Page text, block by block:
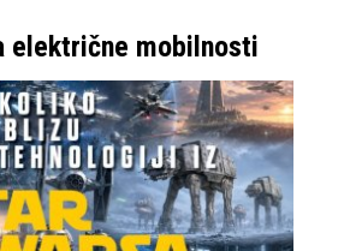
električne mobilnosti